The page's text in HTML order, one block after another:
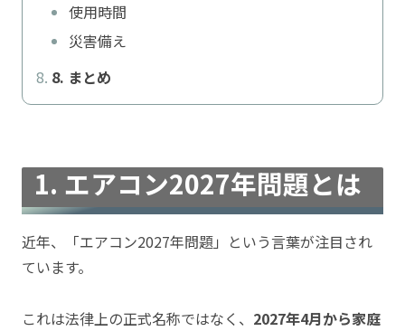
使用時間
災害備え
8. まとめ
1. エアコン2027年問題とは
近年、「エアコン2027年問題」という言葉が注目され
ています。
これは法律上の正式名称ではなく、 2027年4月から家庭